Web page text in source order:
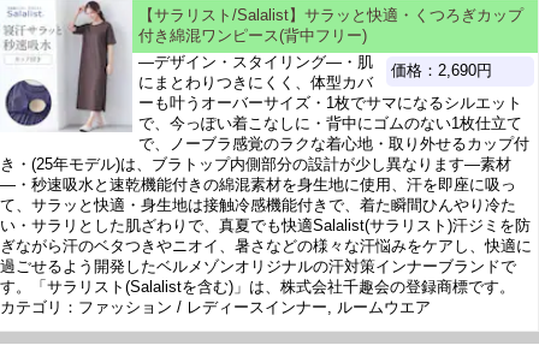
【サラリスト/Salalist】サラッと快適・くつろぎカップ
付き綿混ワンピース(背中フリー)
価格：2,690円
―デザイン・スタイリング―・肌
にまとわりつきにくく、体型カバ
ーも叶うオーバーサイズ・1枚でサマになるシルエット
で、今っぽい着こなしに・背中にゴムのない1枚仕立て
で、ノーブラ感覚のラクな着心地・取り外せるカップ付
き・(25年モデル)は、ブラトップ内側部分の設計が少し異なります―素材
―・秒速吸水と速乾機能付きの綿混素材を身生地に使用、汗を即座に吸っ
て、サラッと快適・身生地は接触冷感機能付きで、着た瞬間ひんやり冷た
い・サラリとした肌ざわりで、真夏でも快適Salalist(サラリスト)汗ジミを防
ぎながら汗のベタつきやニオイ、暑さなどの様々な汗悩みをケアし、快適に
過ごせるよう開発したベルメゾンオリジナルの汗対策インナーブランドで
す。「サラリスト(Salalistを含む)」は、株式会社千趣会の登録商標です。
カテゴリ：ファッション / レディースインナー, ルームウエア